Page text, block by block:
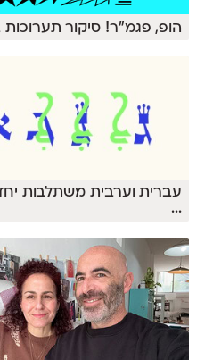
הופ, פגמ״ר! סיקור תערוכות
עברית וערבית משתלבות
...